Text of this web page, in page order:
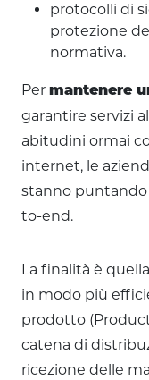
protocolli di
protezione
normativa.
Per mantenere
garantire servizi
abitudini ormai
internet, le
stanno
to-end.
La finalità è
in modo più
prodotto
catena di
ricezione delle